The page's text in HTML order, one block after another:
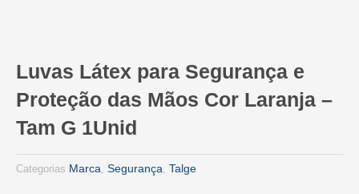
Luvas Látex para Segurança e
Proteção das Mãos Cor Laranja –
Tam G 1Unid
Categorias Marca, Segurança, Talge